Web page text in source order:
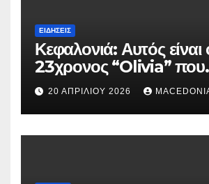
ΕΙΔΉΣΕΙΣ
Κεφαλονιά: Αυτός είναι
23χρονος “Olivia” που
κατηγορείται για τον
Μυρτούς
20 ΑΠΡΙΛΊΟΥ 2026